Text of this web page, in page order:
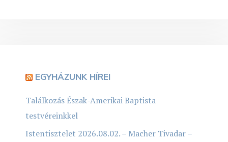
EGYHÁZUNK HÍREI
Találkozás Észak-Amerikai Baptista
testvéreinkkel
Istentisztelet 2026.08.02. – Macher Tivadar –